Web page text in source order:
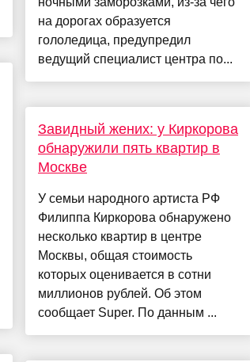
на дорогах образуется
гололедица, предупредил
ведущий специалист центра по...
Завидный жених: у Киркорова
обнаружили пять квартир в
Москве
У семьи народного артиста РФ
Филиппа Киркорова обнаружено
несколько квартир в центре
Москвы, общая стоимость
которых оценивается в сотни
миллионов рублей. Об этом
сообщает Super. По данным ...